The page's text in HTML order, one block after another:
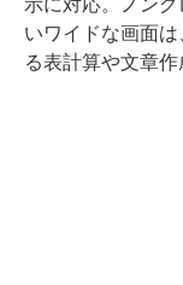
示に対応。ノン
いワイドな画面
る表計算や文章作